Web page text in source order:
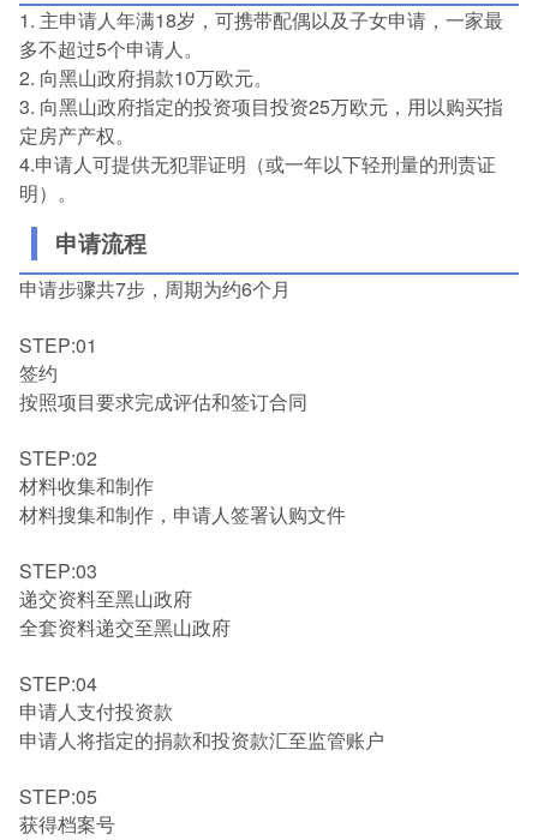
1. 主申请人年满18岁，可携带配偶以及子女申请，一家最
多不超过5个申请人。
2. 向黑山政府捐款10万欧元。
3. 向黑山政府指定的投资项目投资25万欧元，用以购买指
定房产产权。
4.申请人可提供无犯罪证明（或一年以下轻刑量的刑责证
明）。
申请流程
申请步骤共7步，周期为约6个月
STEP:01
签约
按照项目要求完成评估和签订合同
STEP:02
材料收集和制作
材料搜集和制作，申请人签署认购文件
STEP:03
递交资料至黑山政府
全套资料递交至黑山政府
STEP:04
申请人支付投资款
申请人将指定的捐款和投资款汇至监管账户
STEP:05
获得档案号